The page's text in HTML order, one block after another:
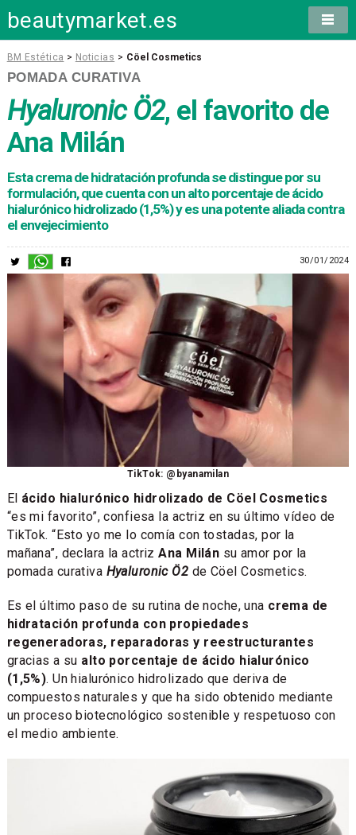
beautymarket.es
BM Estética > Noticias > Cöel Cosmetics
POMADA CURATIVA
Hyaluronic Ö2, el favorito de
Ana Milán
Esta crema de hidratación profunda se distingue por su
formulación, que cuenta con un alto porcentaje de ácido
hialurónico hidrolizado (1,5%) y es una potente aliada contra
el envejecimiento
30/01/2024
TikTok: @byanamilan
El ácido hialurónico hidrolizado de Cöel Cosmetics
“es mi favorito”, confiesa la actriz en su último vídeo de
TikTok. “Esto yo me lo comía con tostadas, por la
mañana”, declara la actrizAna Milán su amor por la
pomada curativa Hyaluronic Ö2 de Cöel Cosmetics.
Es el último paso de su rutina de noche, una crema de
hidratación profunda con propiedades
regeneradoras, reparadoras y reestructurantes
gracias a su alto porcentaje de ácido hialurónico
(1,5%). Un hialurónico hidrolizado que deriva de
compuestos naturales y que ha sido obtenido mediante
un proceso biotecnológico sostenible y respetuoso con
el medio ambiente.